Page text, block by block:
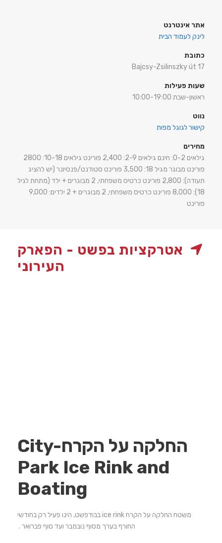
אתר אינטרנט
לינק לעמוד הבית
כתובת
Bajcsy-Zsilinszky út 17
שעות פעילות
ראשון-שבת 10:00-19:00
נווט
קישור לגוגל מפות
מחירים
גילאים 0-2: חינם גילאים 2-9: 2,400 פורינט גילאים 10-18: 2800
פורינט מבוגר מגיל 18: 3,500 פורינט סטודנט/פנסיונר (יש להציג
תעודה): 2,800 פורינט כרטיס משפחתי, 2 מבוגרים + ילד (מתחת לגיל
18): 8,000 פורינט כרטיס משפחתי, 2 מבוגרים + 2 ילדים: 9,000
פורינט
אטרקציות בפשט - הפארק
העירוני
החלקה על הקרח-City
Park Ice Rink and
Boating
משטח החלקה על הקרח ice rink בבודפשט, הינו פעיל רק בחודשי
החורף בערך מסוף נובמבר ועד סוף פברואר .